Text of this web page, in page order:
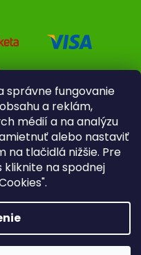
správne fungovanie
a reklám,
médií a na analýzu
alebo nastaviť
na tlačidlá nižšie. Pre
na spodnej
vyhradené.